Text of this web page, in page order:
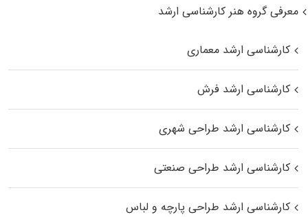
معرفی گروه هنر کارشناسی ارشد
کارشناسی ارشد معماری
کارشناسی ارشد فرش
کارشناسی ارشد طراحی شهری
کارشناسی ارشد طراحی صنعتی
کارشناسی ارشد طراحی پارچه و لباس